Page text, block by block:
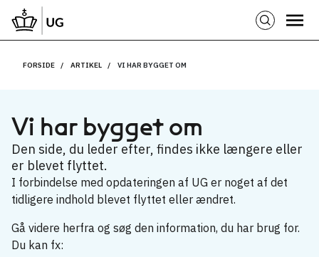
FORSIDE ARTIKEL VI HAR BYGGET OM
Vi har bygget om
Den side, du leder efter, findes ikke længere eller
er blevet flyttet.
I forbindelse med opdateringen af UG er noget af det
tidligere indhold blevet flyttet eller ændret.
Gå videre herfra og søg den information, du har brug for.
Du kan fx: